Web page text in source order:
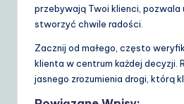
przebywają Twoi klienci, pozwala
stworzyć chwile radości.
Zacznij od małego, często
klienta w centrum każdej decyzji.
jasnego zrozumienia drogi, którą